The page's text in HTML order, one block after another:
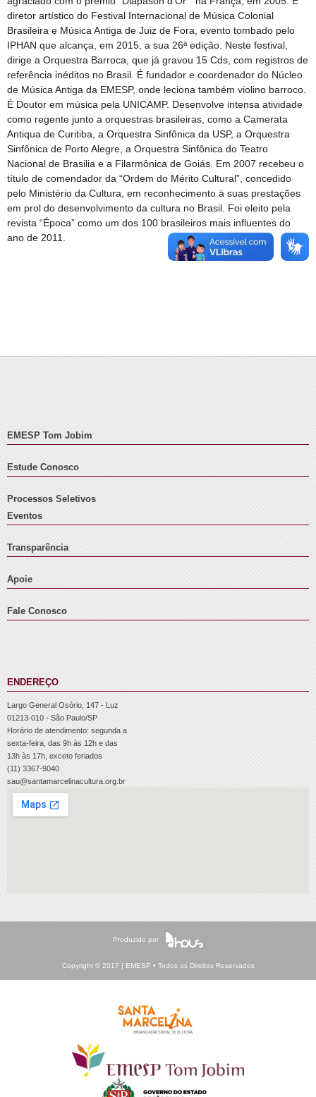
diretor artístico do Festival Internacional de Música Colonial
Brasileira e Música Antiga de Juiz de Fora, evento tombado pelo
IPHAN que alcança, em 2015, a sua 26ª edição. Neste festival,
dirige a Orquestra Barroca, que já gravou 15 Cds, com registros de
referência inéditos no Brasil. É fundador e coordenador do Núcleo
de Música Antiga da EMESP, onde leciona também violino barroco.
É Doutor em música pela UNICAMP. Desenvolve intensa atividade
como regente junto a orquestras brasileiras, como a Camerata
Antiqua de Curitiba, a Orquestra Sinfônica da USP, a Orquestra
Sinfônica de Porto Alegre, a Orquestra Sinfônica do Teatro
Nacional de Brasilia e a Filarmônica de Goiás. Em 2007 recebeu o
título de comendador da “Ordem do Mérito Cultural”, concedido
pelo Ministério da Cultura, em reconhecimento à suas prestações
em prol do desenvolvimento da cultura no Brasil. Foi eleito pela
revista “Época” como um dos 100 brasileiros mais influentes do
ano de 2011.
EMESP Tom Jobim
Estude Conosco
Processos Seletivos
Eventos
Transparência
Apoie
Fale Conosco
ENDEREÇO
Largo General Osório, 147 - Luz
01213-010 - São Paulo/SP
Horário de atendimento: segunda a
sexta-feira, das 9h às 12h e das
13h às 17h, exceto feriados
(11) 3367-9040
sau@santamarcelinacultura.org.br
Produzido por
Copyright © 2017 | EMESP • Todos os Direitos Reservados